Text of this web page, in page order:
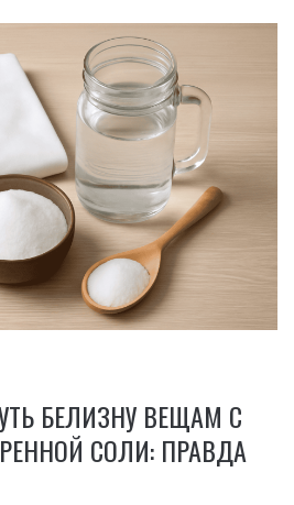
БЕЛИЗНУ ВЕЩАМ С
СОЛИ: ПРАВДА